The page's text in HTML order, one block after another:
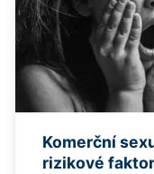
Komerční
rizikové